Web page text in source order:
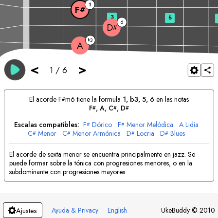
< 1 / 6 >
A b3
D# 6
F# 1
3 5
El acorde F#m6 tiene la formula 1, b3, 5, 6 en las notas
F#, A, C#, D#
Escalas compatibles: F# Dórico F# Menor Melódica A Lidia
C# Menor C# Menor Armónica D# Locria D# Blues
El acorde de sexta menor se encuentra principalmente en jazz. Se
puede formar sobre la tónica con progresiones menores, o en la
subdominante con progresiones mayores.
Ajustes · Ayuda & Privacy · English UkeBuddy © 2010